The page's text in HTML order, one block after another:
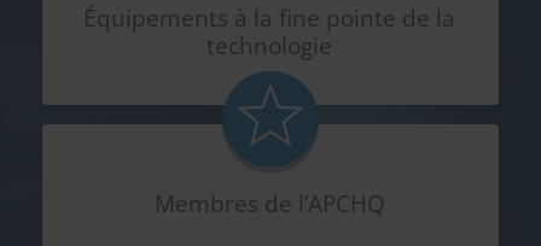
Équipements à la fine pointe de la
technologie
Membres de l’APCHQ